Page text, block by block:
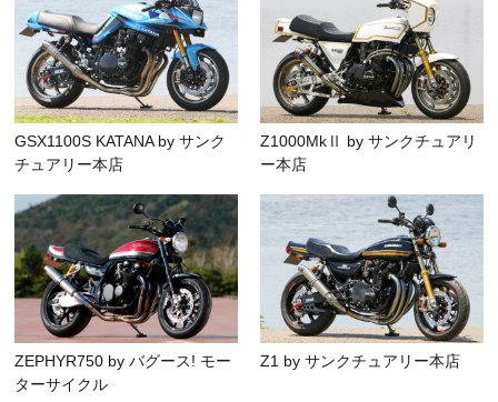
GSX1100S KATANA by サンク
チュアリー本店
Z1000MkⅡ by サンクチュアリ
ー本店
ZEPHYR750 by バグース! モー
ターサイクル
Z1 by サンクチュアリー本店